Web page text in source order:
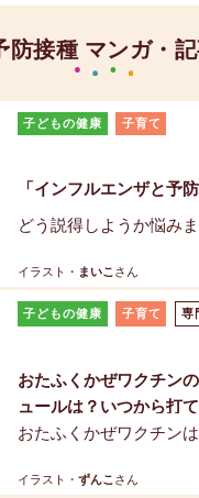
娠中に接種することで、
す。この記事では、妊娠
イントを分かりやすく解
る定期接種の対象・妊娠週
ゃんに特に注意が必要な理由
？」判断するポイント
防接種 マンガ・
イラスト・ まいこさん
「インフルエンザと予防
どう説得しようか悩みま
子どもの健康 子育て
イラスト・ ずんこさん
おたふくかぜワクチン
ュールは？いつから打
修】
おたふくかぜワクチン
です。このワクチンの
子どもの健康 子育て 専